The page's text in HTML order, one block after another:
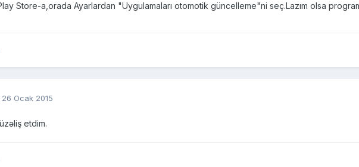
Store-a,orada Ayarlardan "Uygulamaları otomotik güncelleme"ni seç.Lazım olsa
26 Ocak 2015
etdim.